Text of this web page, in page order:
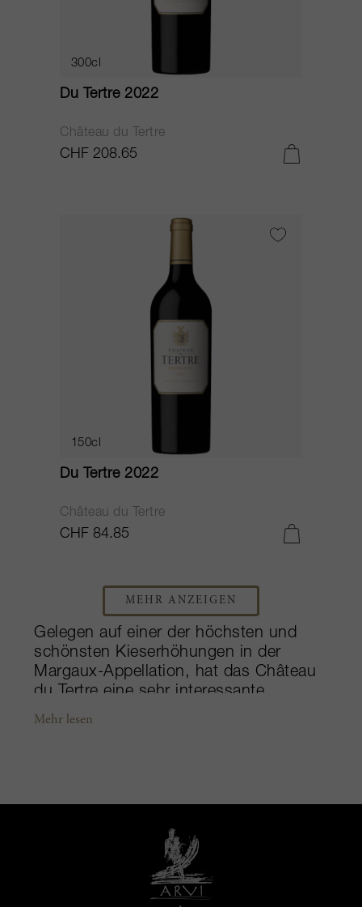
300cl
Du Tertre 2022
Château du Tertre
CHF 208.65
150cl
Du Tertre 2022
Château du Tertre
CHF 84.85
MEHR ANZEIGEN
Gelegen auf einer der höchsten und
schönsten Kieserhöhungen in der
Margaux-Appellation, hat das Château
du Tertre eine sehr interessante
Geschichte. Es wurde im 18.
und innovativ, verliebte er sich in die
Bordeaux-Region und seine Weine.
Sein kühnster Traum war es, sein
eigenes Weingut aufzubauen. Andere
berühmte Familien traten in seine
Mehr lesen